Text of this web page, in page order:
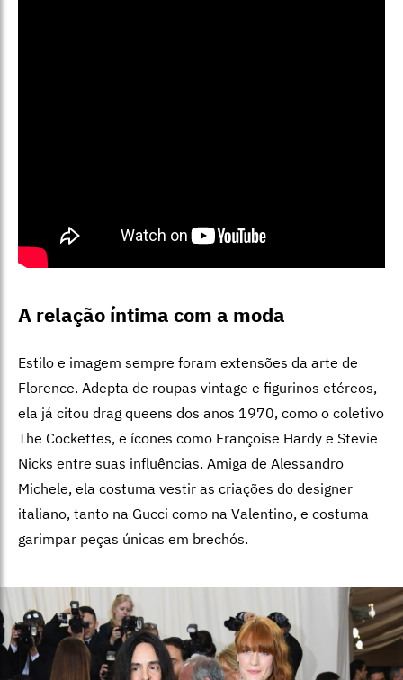
A relação íntima com a moda
Estilo e imagem sempre foram extensões da arte de
Florence. Adepta de roupas vintage e figurinos etéreos,
ela já citou drag queens dos anos 1970, como o coletivo
The Cockettes, e ícones como Françoise Hardy e Stevie
Nicks entre suas influências. Amiga de Alessandro
Michele, ela costuma vestir as criações do designer
italiano, tanto na Gucci como na Valentino, e costuma
garimpar peças únicas em brechós.